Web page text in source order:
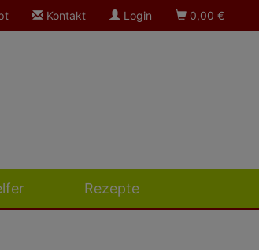
Kontakt Login 0,00 €
Rezepte